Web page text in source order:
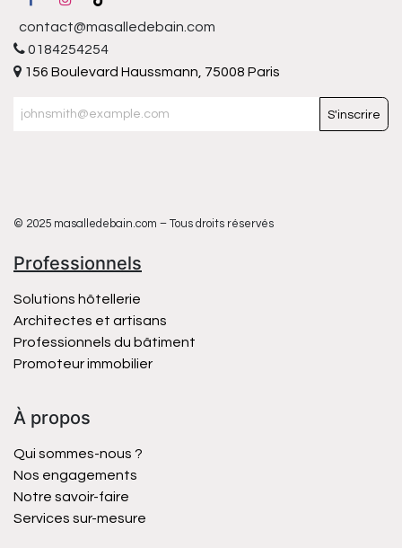
contact@masalledebain.com
0184254254
156 Boulevard Haussmann, 75008 Paris
S'inscrire
© 2025 masalledebain.com – Tous droits réservés
Professionnels
Solutions hôtellerie
Architectes et artisans
Professionnels du bâtiment
Promoteur immobilier
À propos
Qui sommes-nous ?
Nos engagements
Notre savoir-faire
Services sur-mesure